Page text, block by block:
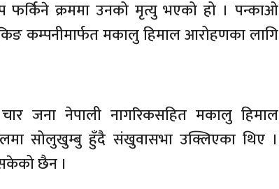
फर्किने क्रममा उनको मृत्यु भएको हो । पन्काओ
कम्पनीमार्फत मकालु हिमाल आरोहणका लागि
जना नेपाली नागरिकसहित मकालु हिमाल
सोलुखुम्बु हुँदै संखुवासभा उक्लिएका थिए ।
छैन ।